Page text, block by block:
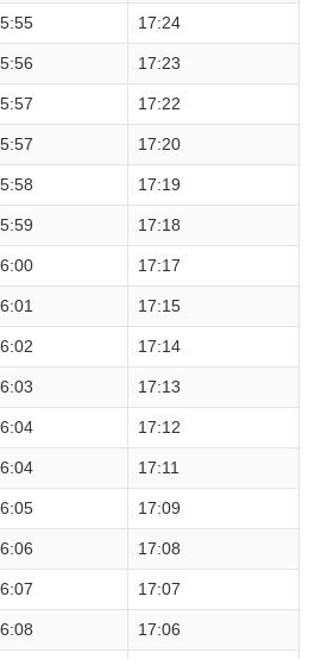
5:55 17:24
5:56 17:23
5:57 17:22
5:57 17:20
5:58 17:19
5:59 17:18
6:00 17:17
6:01 17:15
6:02 17:14
6:03 17:13
6:04 17:12
6:04 17:11
6:05 17:09
6:06 17:08
6:07 17:07
6:08 17:06